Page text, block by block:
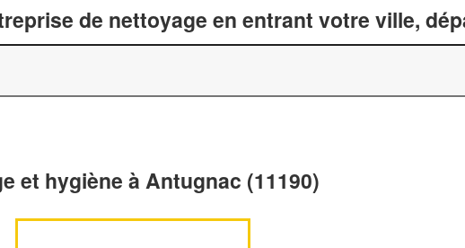
de nettoyage en entrant votre ville,
et hygiène à Antugnac (11190)